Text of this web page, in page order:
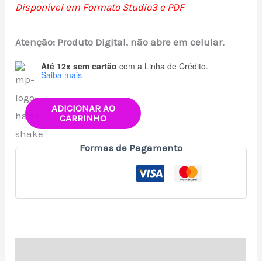
Disponível em Formato Studio3 e PDF
Atenção: Produto Digital, não abre em celular.
Até 12x sem cartão com a Linha de Crédito.
Saiba mais
ADICIONAR AO
CARRINHO
Formas de Pagamento